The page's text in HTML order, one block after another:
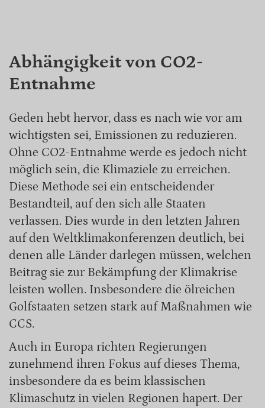
Abhängigkeit von CO2-
Entnahme
Geden hebt hervor, dass es nach wie vor am
wichtigsten sei, Emissionen zu reduzieren.
Ohne CO2-Entnahme werde es jedoch nicht
möglich sein, die Klimaziele zu erreichen.
Diese Methode sei ein entscheidender
Bestandteil, auf den sich alle Staaten
verlassen. Dies wurde in den letzten Jahren
auf den Weltklimakonferenzen deutlich, bei
denen alle Länder darlegen müssen, welchen
Beitrag sie zur Bekämpfung der Klimakrise
leisten wollen. Insbesondere die ölreichen
Golfstaaten setzen stark auf Maßnahmen wie
CCS.
Auch in Europa richten Regierungen
zunehmend ihren Fokus auf dieses Thema,
insbesondere da es beim klassischen
Klimaschutz in vielen Regionen hapert. Der